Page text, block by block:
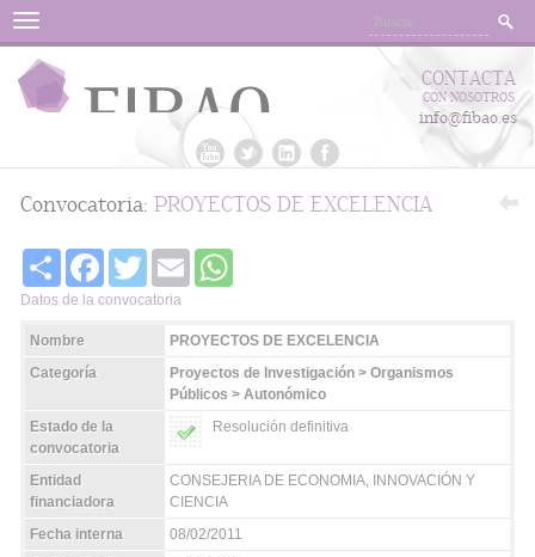
Menu
CONTACTA
CON NOSOTROS
info@fibao.es
Convocatoria: PROYECTOS DE EXCELENCIA
Share FacebookTwitter Email
Datos de la convocatoria
Nombre
PROYECTOS DE EXCELENCIA
Categoría
Proyectos de Investigación > Organismos
Públicos > Autonómico
Estado de la
convocatoria
Resolución definitiva
Entidad
financiadora
CONSEJERIA DE ECONOMIA, INNOVACIÓN Y
CIENCIA
Fecha interna
08/02/2011